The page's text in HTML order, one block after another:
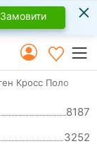
Замовити ×
Кросс Поло
8187
3252